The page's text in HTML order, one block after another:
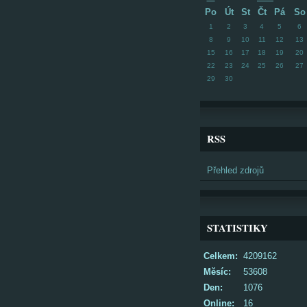
Po Út St Čt Pá So
1 2 3 4 5 6
8
9 10 11 12 13
15
16 17 18 19 20
22
23 24 25 26 27
29
30
RSS
Přehled zdrojů
STATISTIKY
Online: 16
Celkem: 4209162
Měsíc:
53608
Den:
1076